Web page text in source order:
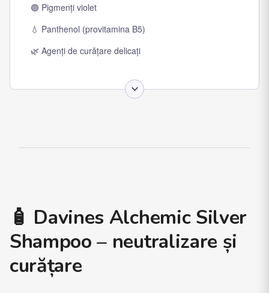
🟣 Pigmenți violet
💧 Panthenol (provitamina B5)
🌿 Agenți de curățare delicați
🧴 Davines Alchemic Silver
Shampoo – neutralizare și
curățare